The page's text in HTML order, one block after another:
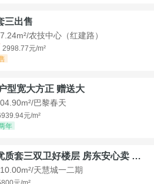
三出售
农技中心（红建路）
2998.77元/m²
型宽大方正 赠送大
巴黎春天
元/m²
年
天慧城优质套三双卫好楼层 房东安心卖 价格好谈
天慧城一二期